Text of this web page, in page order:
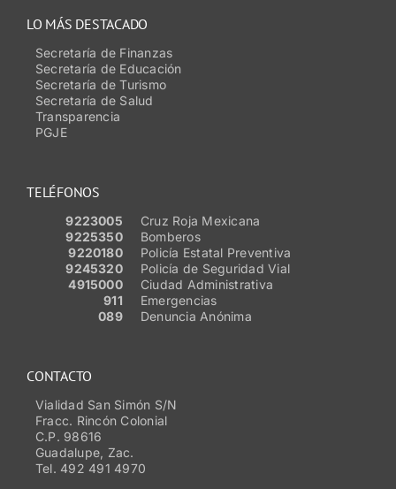
TELÉFONOS
9223005
Cruz Roja Mexicana
9225350
Bomberos
9220180
Policía Estatal Preventiva
9245320
Policía de Seguridad Vial
4915000
Ciudad Administrativa
911
Emergencias
089
Denuncia Anónima
LO MÁS DESTACADO
Secretaría de Finanzas
Secretaría de Educación
Secretaría de Turismo
Secretaría de Salud
Transparencia
PGJE
CONTACTO
Vialidad San Simón S/N
Fracc. Rincón Colonial
C.P. 98616
Guadalupe, Zac.
Tel. 492 491 4970